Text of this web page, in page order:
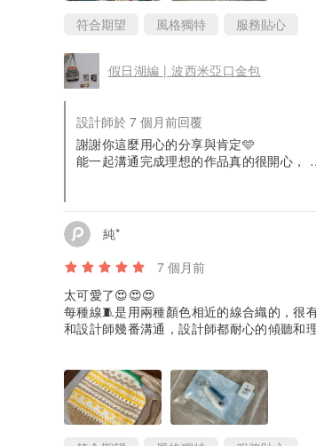
符合期望 風格獨特 服務貼心
假日湖編 | 波西米亞口金包
設計師於 7 個月前回覆
謝謝你這麼用心的分享與肯定🩵
能一起溝通完成理想的作品真的很開心，
純*
7 個月前
太可愛了😍😍😍
每種線🧵是用兩種顏色相近的線合織的，很
和設計師幾番溝通，設計師都耐心的傾聽和